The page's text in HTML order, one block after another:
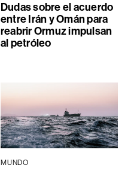
Dudas sobre el acuerdo
entre Irán y Omán para
reabrir Ormuz impulsan
al petróleo
MUNDO